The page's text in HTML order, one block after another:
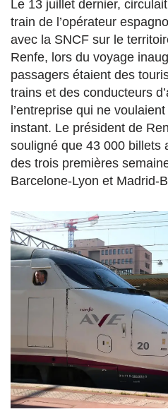
Le 13 juillet dernier,
train de l’opérateur
avec la SNCF sur le
Renfe, lors du voyage
passagers étaient des
trains et des conducteurs
l’entreprise qui ne
instant. Le président de
souligné que 43 000 billets
des trois premières
Barcelone-Lyon et Madrid-